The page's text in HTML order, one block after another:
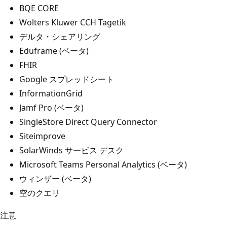
BQE CORE
Wolters Kluwer CCH Tagetik
デルタ・シェアリング
Eduframe (ベータ)
FHIR
Google スプレッドシート
InformationGrid
Jamf Pro (ベータ)
SingleStore Direct Query Connector
Siteimprove
SolarWinds サービス デスク
Microsoft Teams Personal Analytics (ベータ)
ウィンザー (ベータ)
空のクエリ
注意